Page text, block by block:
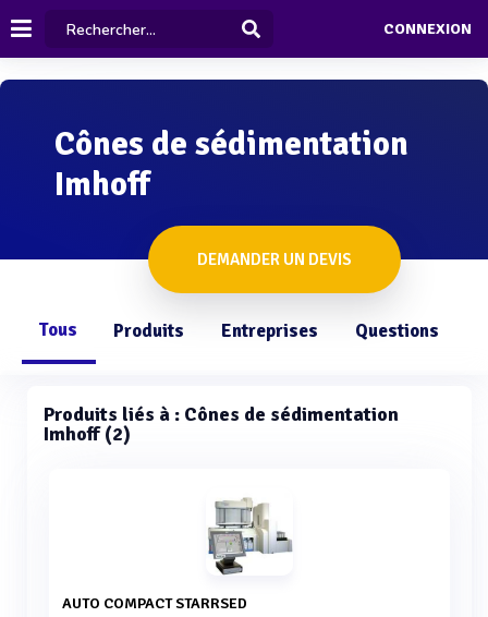
CONNEXION
Cônes de sédimentation
Imhoff
DEMANDER UN DEVIS
Tous Produits Entreprises Questions
Produits liés à : Cônes de sédimentation
Imhoff (2)
AUTO COMPACT STARRSED